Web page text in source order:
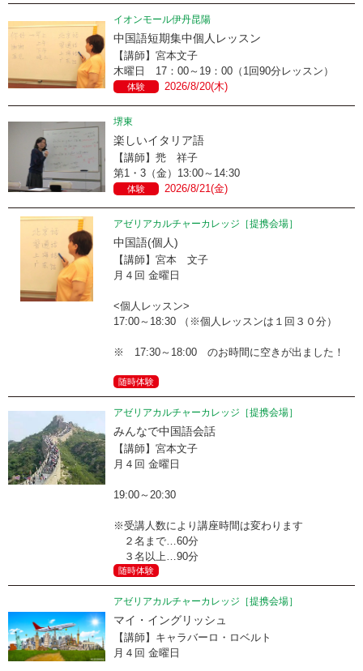
イオンモール伊丹昆陽
中国語短期集中個人レッスン
【講師】宮本文子
木曜日 17：00～19：00（1回90分レッスン）
体験 2026/8/20(木)
堺東
楽しいイタリア語
【講師】兠 祥子
第1・3（金）13:00～14:30
体験 2026/8/21(金)
アゼリアカルチャーカレッジ［提携会場］
中国語(個人)
【講師】宮本 文子
月４回 金曜日
<個人レッスン>
17:00～18:30 （※個人レッスンは１回３０分）
※ 17:30～18:00 のお時間に空きが出ました！
随時体験
アゼリアカルチャーカレッジ［提携会場］
みんなで中国語会話
【講師】宮本文子
月４回 金曜日
19:00～20:30
※受講人数により講座時間は変わります
２名まで…60分
３名以上…90分
随時体験
アゼリアカルチャーカレッジ［提携会場］
マイ・イングリッシュ
【講師】キャラバーロ・ロベルト
月４回 金曜日